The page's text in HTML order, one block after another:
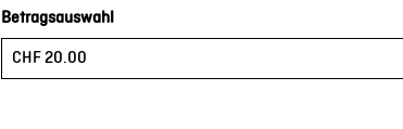
Betragsauswahl